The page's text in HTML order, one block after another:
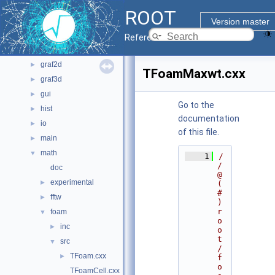
ROOT
Version master
Reference Guide
► bindings
► core
► documentation
► geom
► graf2d
► graf3d
► gui
► hist
► io
► main
▼
math
doc
► experimental
► fftw
▼ foam
► inc
▼ src
►
TFoam.cxx
TFoamCell.cxx
TFoamMaxwt.cxx
Go to the
documentation
of this file.
    1
/
/
@
(
#
)
r
o
o
t
/
f
o